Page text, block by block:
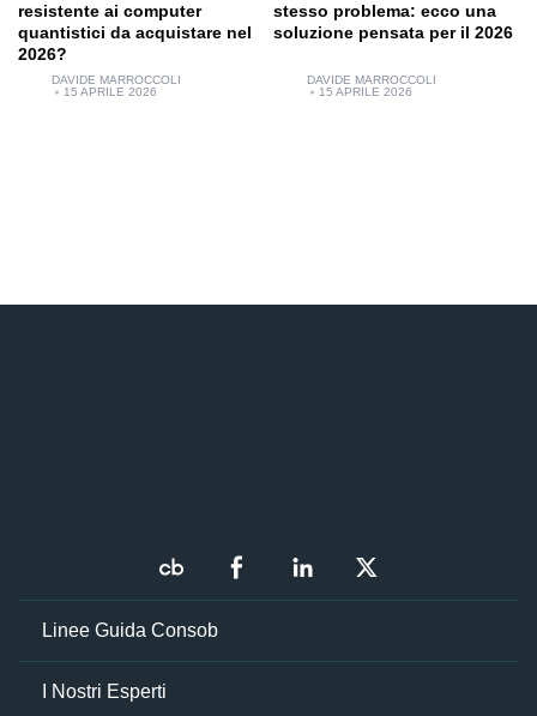
resistente ai computer
quantistici da acquistare nel
2026?
DAVIDE MARROCCOLI
15 APRILE 2026
stesso problema: ecco una
soluzione pensata per il 2026
DAVIDE MARROCCOLI
15 APRILE 2026
Linee Guida Consob
I Nostri Esperti